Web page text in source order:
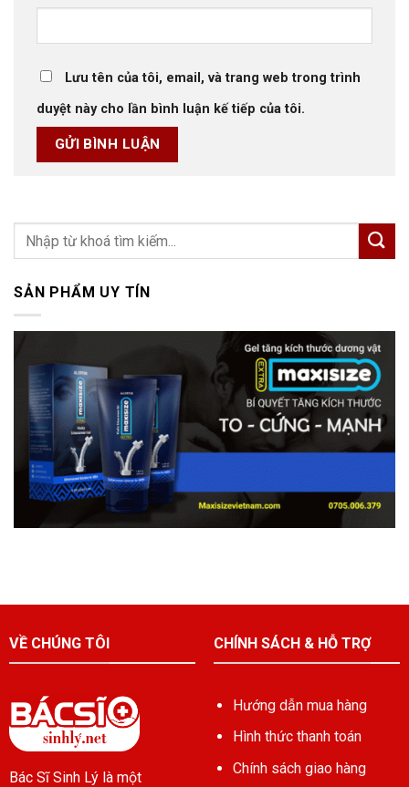
Lưu tên của tôi, email, và trang web trong trình
duyệt này cho lần bình luận kế tiếp của tôi.
SẢN PHẨM UY TÍN
VỀ CHÚNG TÔI
Bác Sĩ Sinh Lý là một
CHÍNH SÁCH & HỖ TRỢ
Hướng dẫn mua hàng
Hình thức thanh toán
Chính sách giao hàng